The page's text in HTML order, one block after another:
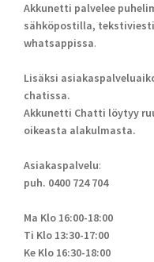
Akkunetti palvelee
sähköpostilla,
whatsappissa.
Lisäksi
chatissa.
Akkunetti Chatti löytyy
oikeasta alakulmasta.
Asiakaspalvelu:
puh. 0400 724 704
Ma Klo 16:00-18:00
Ti Klo 13:30-17:00
Ke Klo 16:30-18:00